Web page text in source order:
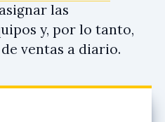
las
y, por lo tanto,
ventas a diario.